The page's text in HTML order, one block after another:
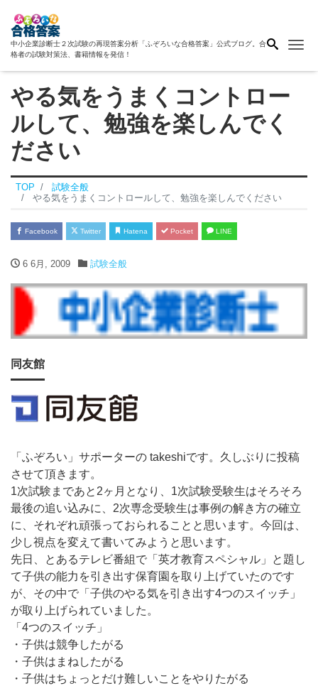
中小企業診断士２次試験の再現答案分析「ふぞろいな合格答案」公式ブログ。合
格者の試験対策法、書籍情報を発信！
やる気をうまくコントロー
ルして、勉強を楽しんでく
ださい
TOP
試験全般
やる気をうまくコントロールして、勉強を楽しんでください
Facebook Twitter Hatena Pocket LINE
6 6月, 2009 試験全般
同友館
「ふぞろい」サポーターの takeshiです。久しぶりに投稿
させて頂きます。
1次試験まであと2ヶ月となり、1次試験受験生はそろそろ
最後の追い込みに、2次専念受験生は事例の解き方の確立
に、それぞれ頑張っておられることと思います。今回は、
少し視点を変えて書いてみようと思います。
先日、とあるテレビ番組で「英才教育スペシャル」と題し
て子供の能力を引き出す保育園を取り上げていたのです
が、その中で「子供のやる気を引き出す4つのスイッチ」
が取り上げられていました。
「4つのスイッチ」
・子供は競争したがる
・子供はまねしたがる
・子供はちょっとだけ難しいことをやりたがる